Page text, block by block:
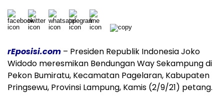
rEposisi.com – Presiden Republik Indonesia Joko
Widodo meresmikan Bendungan Way Sekampung di
Pekon Bumiratu, Kecamatan Pagelaran, Kabupaten
Pringsewu, Provinsi Lampung, Kamis (2/9/21) petang.